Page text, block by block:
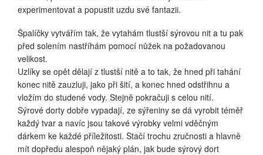
experimentovat a popustit uzdu své fantazii.
Špalíčky vytvářím tak, že vytahám tlustší sýrovou nit a tu pak
před solením nastříhám pomocí nůžek na požadovanou
velikost.
Uzlíky se opět dělají z tlustší nitě a to tak, že hned při tahání
konec nitě zauzluji, jako při šití, a konec hned odstřihnu a
vložím do studené vody. Stejně pokračuji s celou nití.
Sýrové dorty dobře vypadají, ze sýřeniny se dá vyrobit téměř
každý tvar a navíc jsou takové výrobky velmi vděčným
dárkem ke každé příležitosti. Stačí trochu zručnosti a hlavně
mít dopředu alespoň nějaký plán, jak bude sýrový dort